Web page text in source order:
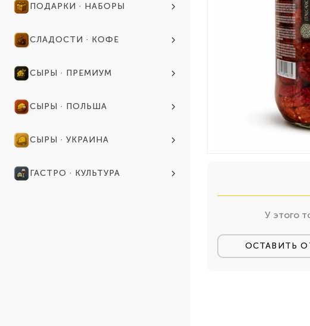
ПОДАРКИ · НАБОРЫ
СЛАДОСТИ · КОФЕ
СЫРЫ · ПРЕМИУМ
СЫРЫ · ПОЛЬША
СЫРЫ · УКРАИНА
ГАСТРО · КУЛЬТУРА
У этого
ОСТАВИТЬ